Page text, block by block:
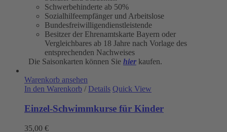
Schwerbehinderte ab 50%
Sozialhilfeempfänger und Arbeitslose
Bundesfreiwilligendienstleistende
Besitzer der Ehrenamtskarte Bayern oder
Vergleichbares ab 18 Jahre nach Vorlage des
entsprechenden Nachweises
Die Saisonkarten können Sie hier kaufen.
Warenkorb ansehen
In den Warenkorb / Details Quick View
Einzel-Schwimmkurse für Kinder
35,00 €